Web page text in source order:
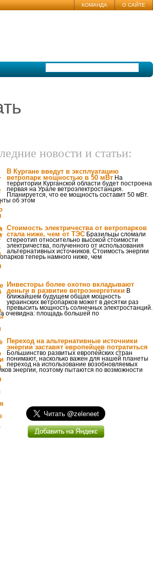
КОМАНДА О САЙТЕ
новости и статьи:
В Кургане введут в эксплуатацию
ветропарк мощностью в 50 мВт На
территории Курганской области будет построена
первая на Урале ветроэлектростанция.
Планируется, что ее мощность составит 50 мВт.
об этом
Стоимость электричества от ветропарков
стала ниже, чем от ТЭС Бразильцы сломали
стереотип относительно высокой стоимости
электричества, полученного от использования
альтернативных источников. Стоимость энергии
теперь намного ниже, чем
Инвесторы более охотно вкладывают
деньги в развитие ветроэнергетики В
ближайшем будущем общая мощность
украинских ветропарков может в десятки раз
превысить мощность солнечных электростанций.
очевидна: площадь большей по
Переход на альтернативные источники
энергии заставят европейцев потратиться
Большинство развитых европейских стран
понимают, насколько важен для нашей планеты
переход на использование возобновляемых
энергии, поэтому пытаются по возможности